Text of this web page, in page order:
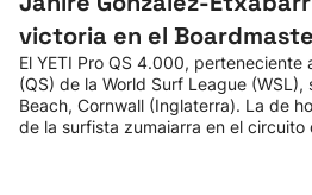
victoria en el
El YETI Pro QS 4.000, perteneciente
(QS) de la World Surf League
Beach, Cornwall (Inglaterra). La de
de la surfista zumaiarra en el circuito